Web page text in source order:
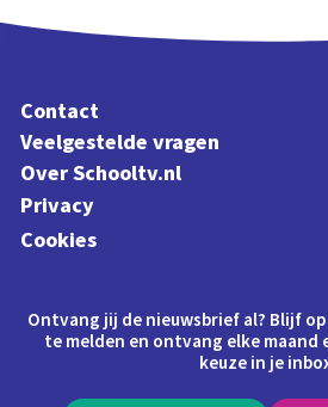
Contact
Veelgestelde vragen
Over Schooltv.nl
Privacy
Cookies
Ontvang jij de nieuwsbrief al? Blijf
te melden en ontvang elke maand
keuze in je